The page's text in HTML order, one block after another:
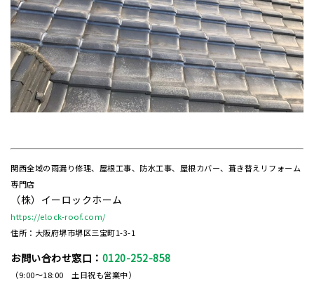
関西全域の雨漏り修理、屋根工事、防水工事、屋根カバー、葺き替えリフォーム
専門店
（株）イーロックホーム
https://elock-roof.com/
住所：大阪府堺市堺区三宝町1-3-1
お問い合わせ窓口： 0120-252-858
（9:00～18:00 土日祝も営業中）